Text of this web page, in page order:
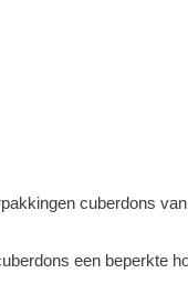
cuberdons van
een beperkte